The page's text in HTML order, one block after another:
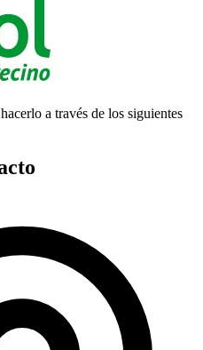
a través de los siguientes